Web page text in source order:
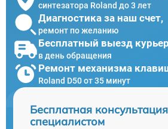
синтезатора Roland до 3 лет
Диагностика за наш счет,
ремонт по желанию
Бесплатный выезд
в день обращения
Ремонт механизма
Roland D50 от 35 минут
Бесплатная
специалистом